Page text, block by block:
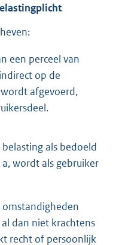
een perceel van
op de
afgevoerd,
als bedoeld
wordt als gebruiker
omstandigheden
dan niet krachtens
recht of persoonlijk